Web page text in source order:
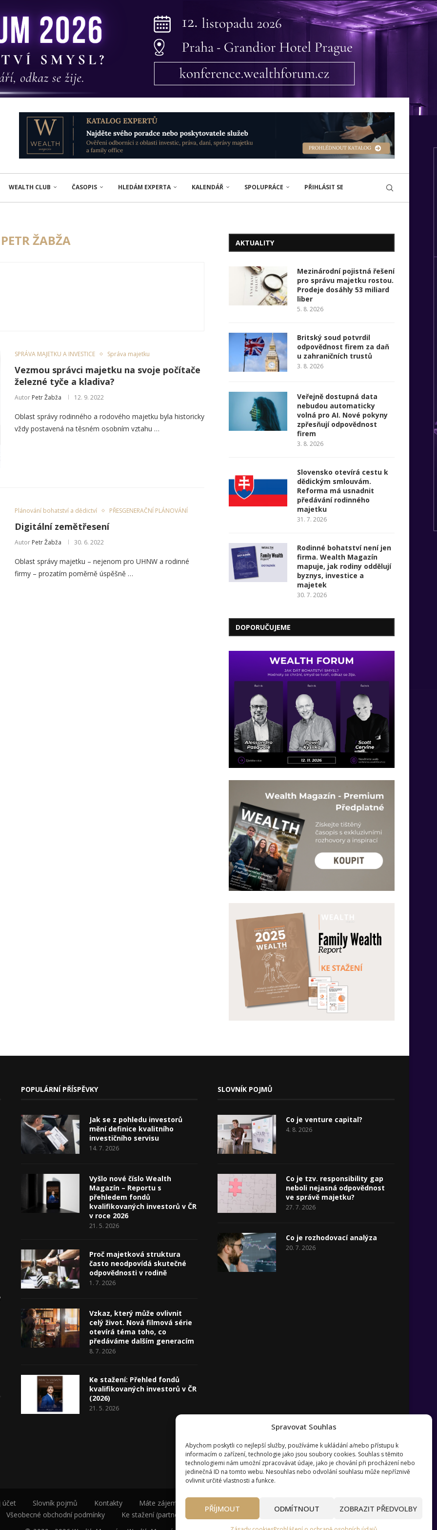
Spravovat Souhlas
Abychom poskytli co nejlepší služby, používáme k ukládání a/nebo přístupu k
informacím o zařízení, technologie jako jsou soubory cookies. Souhlas s těmito
technologiemi nám umožní zpracovávat údaje, jako je chování při procházení nebo
jedinečná ID na tomto webu. Nesouhlas nebo odvolání souhlasu může nepříznivě
ovlivnit určité vlastnosti a funkce.
PŘÍJMOUT ODMÍTNOUT ZOBRAZIT PŘEDVOLBY
WEALTH CLUB ČASOPIS HLEDÁM EXPERTA KALENDÁŘ SPOLUPRÁCE PŘIHLÁSIT SE
PETR ŽABŽA
SPRÁVA MAJETKU A INVESTICE Správa majetku
Vezmou správci majetku na svoje počítače
železné tyče a kladiva?
Autor Petr Žabža 12. 9. 2022
Oblast správy rodinného a rodového majetku byla historicky
vždy postavená na těsném osobním vztahu …
Plánování bohatství a dědictví PŘESGENERAČNÍ PLÁNOVÁNÍ
Digitální zemětřesení
Autor Petr Žabža 30. 6. 2022
Oblast správy majetku – nejenom pro UHNW a rodinné
firmy – prozatím poměrně úspěšně …
AKTUALITY
Mezinárodní pojistná řešení
pro správu majetku rostou.
Prodeje dosáhly 53 miliard
liber
5. 8. 2026
Britský soud potvrdil
odpovědnost firem za daň
u zahraničních trustů
3. 8. 2026
Veřejně dostupná data
nebudou automaticky
volná pro AI. Nové pokyny
zpřesňují odpovědnost
firem
3. 8. 2026
Slovensko otevírá cestu k
dědickým smlouvám.
Reforma má usnadnit
předávání rodinného
majetku
31. 7. 2026
Rodinné bohatství není jen
firma. Wealth Magazín
mapuje, jak rodiny oddělují
byznys, investice a
majetek
30. 7. 2026
DOPORUČUJEME
POPULÁRNÍ PŘÍSPĚVKY
Jak se z pohledu investorů
mění definice kvalitního
investičního servisu
14. 7. 2026
Vyšlo nové číslo Wealth
Magazín – Reportu s
přehledem fondů
kvalifikovaných investorů v ČR
v roce 2026
21. 5. 2026
Proč majetková struktura
často neodpovídá skutečné
odpovědnosti v rodině
1. 7. 2026
Vzkaz, který může ovlivnit
celý život. Nová filmová série
otevírá téma toho, co
předáváme dalším generacím
8. 7. 2026
Ke stažení: Přehled fondů
kvalifikovaných investorů v ČR
(2026)
21. 5. 2026
SLOVNÍK POJMŮ
Co je venture capital?
4. 8. 2026
Co je tzv. responsibility gap
neboli nejasná odpovědnost
ve správě majetku?
27. 7. 2026
Co je rozhodovací analýza
20. 7. 2026
účet Slovník pojmů Kontakty Máte zájem o spolupráci?
Pravidla používání webu wmag.cz
Všeobecné obchodní podmínky
Ke stažení (partneři a autoři)